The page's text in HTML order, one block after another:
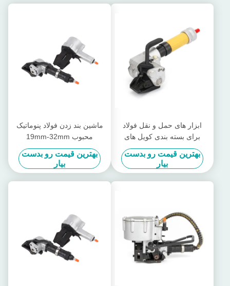
ابزار های حمل و نقل فولاد
برای بسته بندی کویل های
فولادی آسان برای کار
بهترین قیمت رو بدست
بیار
ماشین بند زدن فولاد پنوماتیک
محبوب 19mm-32mm
بهترین قیمت رو بدست
بیار